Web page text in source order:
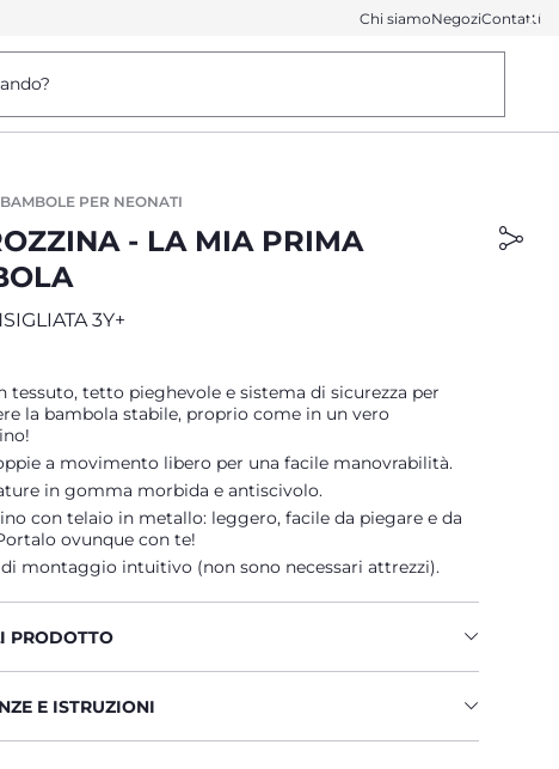
Chi siamoNegoziContatti
PER NEONATI
- LA MIA PRIMA
3Y+
tessuto, tetto pieghevole e sistema di sicurezza per
la bambola stabile, proprio come in un vero
a movimento libero per una facile manovrabilità.
in gomma morbida e antiscivolo.
con telaio in metallo: leggero, facile da piegare e da
ovunque con te!
montaggio intuitivo (non sono necessari attrezzi).
PRODOTTO
E ISTRUZIONI